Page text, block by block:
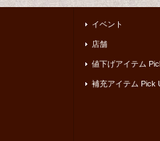
イベント
店舗
値下げアイテム
補充アイテム Pick